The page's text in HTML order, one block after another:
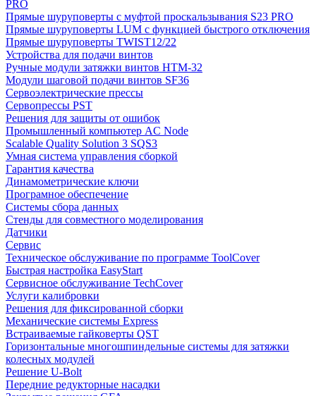
PRO
Прямые шуруповерты с муфтой проскальзывания S23 PRO
Прямые шуруповерты LUM с функцией быстрого отключения
Прямые шуруповерты TWIST12/22
Устройства для подачи винтов
Ручные модули затяжки винтов HTM-32
Модули шаговой подачи винтов SF36
Сервоэлектрические прессы
Сервопрессы PST
Решения для защиты от ошибок
Промышленный компьютер AC Node
Scalable Quality Solution 3 SQS3
Умная система управления сборкой
Гарантия качества
Динамометрические ключи
Програмное обеспечение
Системы сбора данных
Стенды для совместного моделирования
Датчики
Сервис
Техническое обслуживание по программе ToolCover
Быстрая настройка EasyStart
Cервисное обслуживание TechCover
Услуги калибровки
Решения для фиксированной сборки
Механические системы Express
Встраиваемые гайковерты QST
Горизонтальные многошпиндельные системы для затяжки
колесных модулей
Решение U-Bolt
Передние редукторные насадки